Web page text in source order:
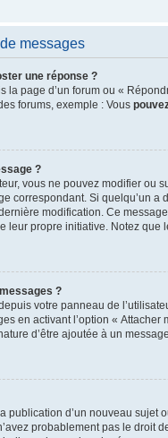
messages
une réponse ?
page d’un forum ou «
forums, exemple : Vous
?
vous ne pouvez modifier
correspondant. Si quelqu’un a
modification. Ce
leur propre initiative. Notez
?
votre panneau de
en activant l’option «
d’être ajoutée à un
publication d’un nouveau
probablement pas le